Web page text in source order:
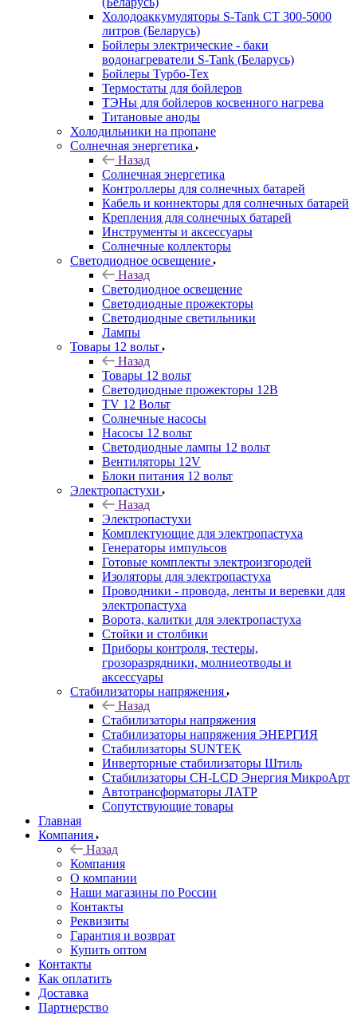
Холодоаккумуляторы S-Tank СТ 300-5000
литров (Беларусь)
Бойлеры электрические - баки
водонагреватели S-Tank (Беларусь)
Бойлеры Турбо-Тех
Термостаты для бойлеров
ТЭНы для бойлеров косвенного нагрева
Титановые аноды
Холодильники на пропане
Солнечная энергетика
Назад
Солнечная энергетика
Контроллеры для солнечных батарей
Кабель и коннекторы для солнечных батарей
Крепления для солнечных батарей
Инструменты и аксессуары
Солнечные коллекторы
Светодиодное освещение
Назад
Светодиодное освещение
Светодиодные прожекторы
Светодиодные светильники
Лампы
Товары 12 вольт
Назад
Товары 12 вольт
Светодиодные прожекторы 12В
TV 12 Вольт
Солнечные насосы
Насосы 12 вольт
Светодиодные лампы 12 вольт
Вентиляторы 12V
Блоки питания 12 вольт
Электропастухи
Назад
Электропастухи
Комплектующие для электропастуха
Генераторы импульсов
Готовые комплекты электроизгородей
Изоляторы для электропастуха
Проводники - провода, ленты и веревки для
электропастуха
Ворота, калитки для электропастуха
Стойки и столбики
Приборы контроля, тестеры,
грозоразрядники, молниеотводы и
аксессуары
Стабилизаторы напряжения
Назад
Стабилизаторы напряжения
Стабилизаторы напряжения ЭНЕРГИЯ
Стабилизаторы SUNTEK
Инверторные стабилизаторы Штиль
Стабилизаторы СН-LCD Энepгия МикроАрт
Автотрансформаторы ЛАТР
Сопутствующие товары
Главная
Компания
Назад
Компания
О компании
Наши магазины по России
Контакты
Реквизиты
Гарантия и возврат
Купить оптом
Контакты
Как оплатить
Доставка
Партнерство